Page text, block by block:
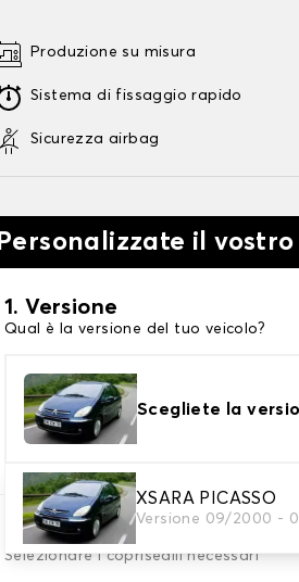
Produzione su misura
Sistema di fissaggio rapido
Sicurezza airbag
Personalizzate il
1. Versione
Qual è la versione del tuo veicolo?
Scegliete la
XSARA PICASSO
Versione 09/2000 -
2. Set di coperture
Selezionare i coprisedili necessari